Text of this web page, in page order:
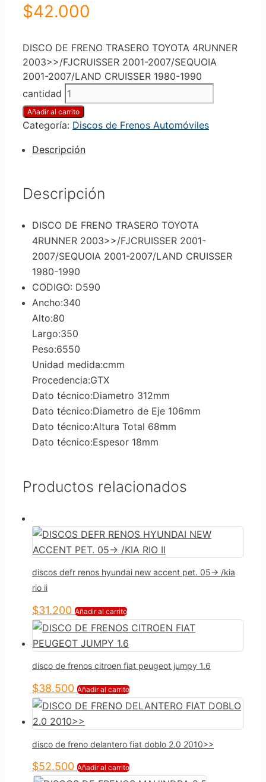
$42.000
DISCO DE FRENO TRASERO TOYOTA 4RUNNER
2003>>/FJCRUISSER 2001-2007/SEQUOIA
2001-2007/LAND CRUISSER 1980-1990
cantidad
Añadir al carrito
Categoría: Discos de Frenos Automóviles
Descripción
Descripción
DISCO DE FRENO TRASERO TOYOTA
4RUNNER 2003>>/FJCRUISSER 2001-
2007/SEQUOIA 2001-2007/LAND CRUISSER
1980-1990
CODIGO: D590
Ancho:340
Alto:80
Largo:350
Peso:6550
Unidad medida:cmm
Procedencia:GTX
Dato técnico:Diametro 312mm
Dato técnico:Diametro de Eje 106mm
Dato técnico:Altura Total 68mm
Dato técnico:Espesor 18mm
Productos relacionados
discos defr renos hyundai new accent pet. 05-> /kia
rio ii
$31.200 Añadir al carrito
disco de frenos citroen fiat peugeot jumpy 1.6
$38.500 Añadir al carrito
disco de freno delantero fiat doblo 2.0 2010>>
$52.500 Añadir al carrito